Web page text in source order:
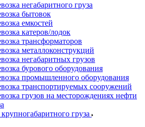
негабаритного груза
бытовок
емкостей
катеров/лодок
трансформаторов
металлоконструкций
негабаритных грузов
бурового оборудования
промышленного оборудования
транспортируемых сооружений
грузов на месторождениях нефти
груза